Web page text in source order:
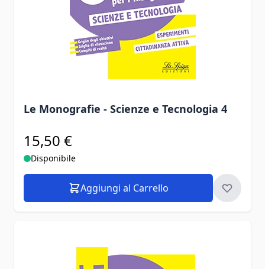
Le Monografie - Scienze e Tecnologia 4
15,50 €
Disponibile
Aggiungi al Carrello